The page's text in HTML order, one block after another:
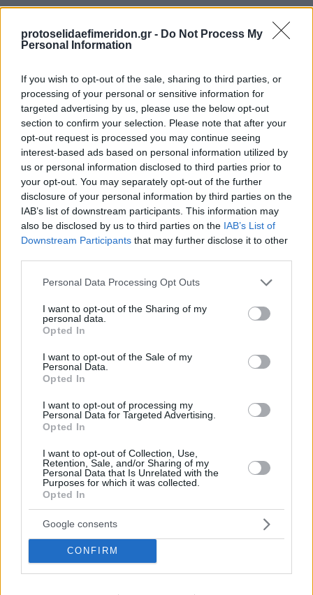
protoselidaefimeridon.gr - Do Not Process My
Personal Information
If you wish to opt-out of the sale, sharing to third parties, or
processing of your personal or sensitive information for
targeted advertising by us, please use the below opt-out
section to confirm your selection. Please note that after your
opt-out request is processed you may continue seeing
interest-based ads based on personal information utilized by
us or personal information disclosed to third parties prior to
your opt-out. You may separately opt-out of the further
disclosure of your personal information by third parties on the
IAB’s list of downstream participants. This information may
also be disclosed by us to third parties on the IAB’s List of
Downstream Participants that may further disclose it to other
Please note that this website/app uses one or more Google
not limited to your visit or usage behaviour. You may click to
grant or deny consent to Google and its third-party tags to
use your data for below specified purposes in below Google
consent section.
Personal Data Processing Opt Outs
I want to opt-out of the Sharing of my
personal data.
Opted In
I want to opt-out of the Sale of my
Personal Data.
Opted In
I want to opt-out of processing my
Personal Data for Targeted Advertising.
Opted In
I want to opt-out of Collection, Use,
Retention, Sale, and/or Sharing of my
Personal Data that Is Unrelated with the
Purposes for which it was collected.
Opted In
Google consents
CONFIRM
Προηγούμενη
Πατρίς Σπορ
Επόμενη
Kingbet
Προηγούμενη
Πατρίς Σπορ
Επόμενη
Kingbet